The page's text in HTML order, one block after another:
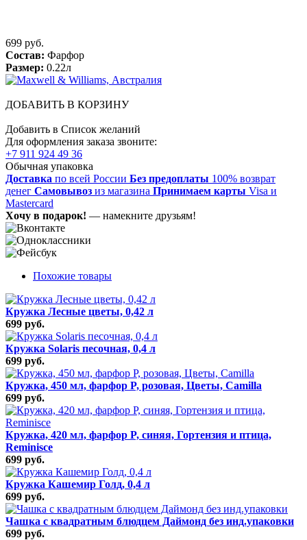
699 руб.
Состав: Фарфор
Размер: 0.22л
ДОБАВИТЬ В КОРЗИНУ
Добавить в Список желаний
Для оформления заказа звоните:
+7 911 924 49 36
Обычная упаковка
Доставка по всей России Без предоплаты 100% возврат
денег Самовывоз из магазина Принимаем карты Visa и
Mastercard
Хочу в подарок! — намекните друзьям!
Похожие товары
Кружка Лесные цветы, 0,42 л
699 руб.
Кружка Solaris песочная, 0,4 л
699 руб.
Кружка, 450 мл, фарфор P, розовая, Цветы, Camilla
699 руб.
Кружка, 420 мл, фарфор P, синяя, Гортензия и птица,
Reminisce
699 руб.
Кружка Кашемир Голд, 0,4 л
699 руб.
Чашка с квадратным блюдцем Даймонд без инд.упаковки
699 руб.